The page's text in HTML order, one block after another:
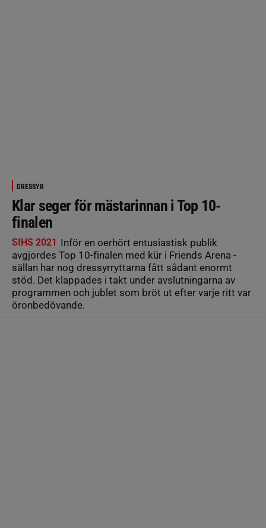
DRESSYR
Klar seger för mästarinnan i Top 10-
finalen
SIHS 2021 Inför en oerhört entusiastisk publik
avgjordes Top 10-finalen med kür i Friends Arena -
sällan har nog dressyrryttarna fått sådant enormt
stöd. Det klappades i takt under avslutningarna av
programmen och jublet som bröt ut efter varje ritt var
öronbedövande.